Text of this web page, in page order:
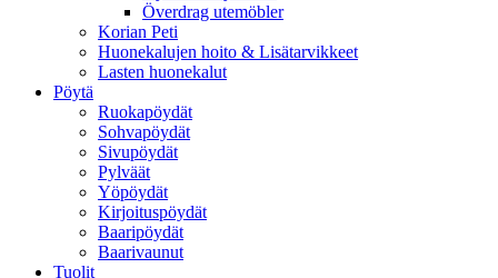
Överdrag utemöbler
Korian Peti
Huonekalujen hoito & Lisätarvikkeet
Lasten huonekalut
Pöytä
Ruokapöydät
Sohvapöydät
Sivupöydät
Pylväät
Yöpöydät
Kirjoituspöydät
Baaripöydät
Baarivaunut
Tuolit